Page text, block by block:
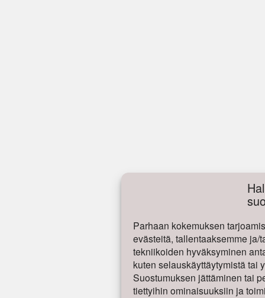
Parhaan kokemuksen
evästeitä, tallentaaksemme ja/
tekniikoiden hyväksyminen
kuten selauskäyttäytymistä tai
Suostumuksen jättäminen tai
tiettyihin ominaisuuksiin ja